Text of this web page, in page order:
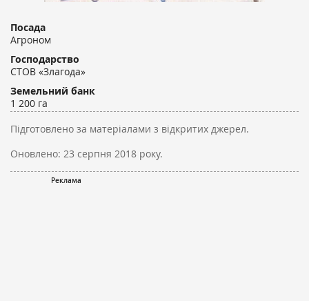
Посада
Агроном
Господарство
СТОВ «Злагода»
Земельний банк
1 200 га
Підготовлено за матеріалами з відкритих джерел.
Оновлено: 23 серпня 2018 року.